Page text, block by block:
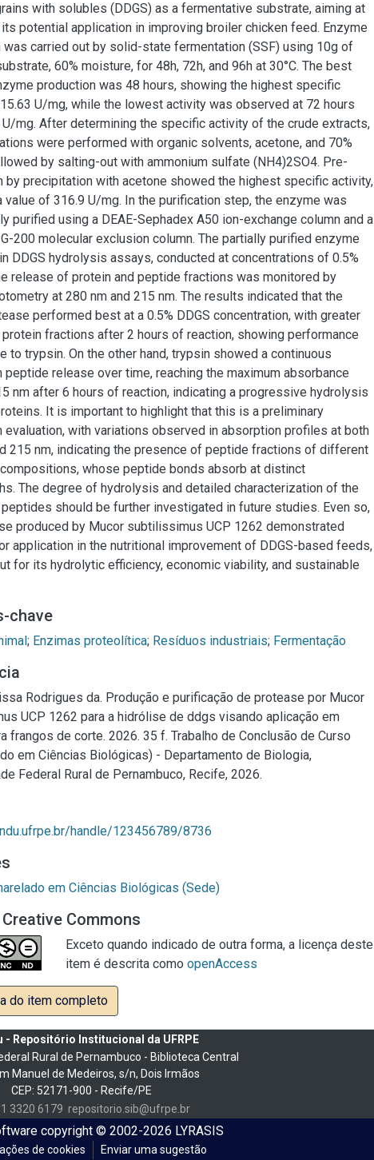
with solubles (DDGS) as a fermentative substrate, aiming at
potential application in improving broiler chicken feed. Enzyme
was carried out by solid-state fermentation (SSF) using 10g of
60% moisture, for 48h, 72h, and 96h at 30°C. The best
production was 48 hours, showing the highest specific
U/mg, while the lowest activity was observed at 72 hours
mg. After determining the specific activity of the crude extracts,
were performed with organic solvents, acetone, and 70%
by salting-out with ammonium sulfate (NH4)2SO4. Pre-
by precipitation with acetone showed the highest specific activity,
value of 316.9 U/mg. In the purification step, the enzyme was
purified using a DEAE-Sephadex A50 ion-exchange column and a
200 molecular exclusion column. The partially purified enzyme
DDGS hydrolysis assays, conducted at concentrations of 0.5%
release of protein and peptide fractions was monitored by
at 280 nm and 215 nm. The results indicated that the
performed best at a 0.5% DDGS concentration, with greater
fractions after 2 hours of reaction, showing performance
to trypsin. On the other hand, trypsin showed a continuous
peptide release over time, reaching the maximum absorbance
nm after 6 hours of reaction, indicating a progressive hydrolysis
It is important to highlight that this is a preliminary
evaluation, with variations observed in absorption profiles at both
215 nm, indicating the presence of peptide fractions of different
whose peptide bonds absorb at distinct
The degree of hydrolysis and detailed characterization of the
should be further investigated in future studies. Even so,
produced by Mucor subtilissimus UCP 1262 demonstrated
application in the nutritional improvement of DDGS-based feeds,
for its hydrolytic efficiency, economic viability, and sustainable
chave
; Enzimas proteolítica; Resíduos industriais; Fermentação
Rodrigues da. Produção e purificação de protease por Mucor
UCP 1262 para a hidrólise de ddgs visando aplicação em
frangos de corte. 2026. 35 f. Trabalho de Conclusão de Curso
em Ciências Biológicas) - Departamento de Biologia,
Federal Rural de Pernambuco, Recife, 2026.
handle/123456789/8736
em Ciências Biológicas (Sede)
Commons
Exceto quando indicado de outra forma, a licença deste
item é descrita como openAccess
do item completo
- Repositório Institucional da UFRPE
Rural de Pernambuco - Biblioteca Central
Manuel de Medeiros, s/n, Dois Irmãos
CEP: 52171-900 - Recife/PE
3320 6179 repositorio.sib@ufrpe.br
copyright © 2002-2026 LYRASIS
de cookies Enviar uma sugestão